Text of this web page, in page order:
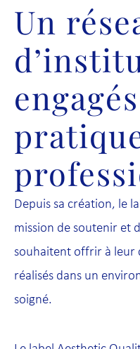
Un
Depuis sa création, le
mission de soutenir et
souhaitent offrir à leur
réalisés dans un
soigné.